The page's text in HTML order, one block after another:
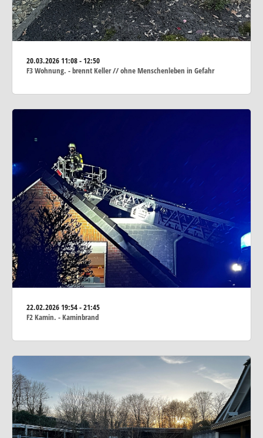
20.03.202611:08 - 12:50
F3 Wohnung. - brennt Keller // ohne Menschenleben in Gefahr
22.02.202619:54 - 21:45
F2 Kamin. - Kaminbrand